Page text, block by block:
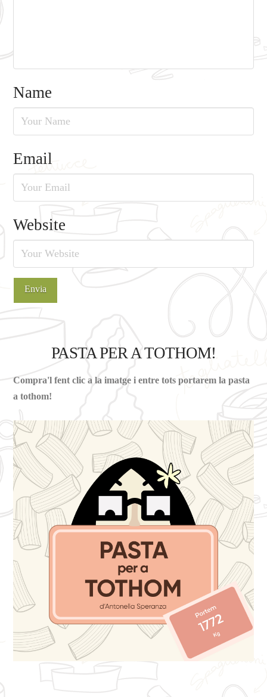
Name
Email
Website
PASTA PER A TOTHOM!
Compra'l fent clic a la imatge i entre tots portarem la pasta
a tothom!